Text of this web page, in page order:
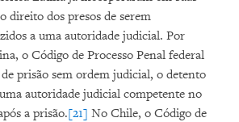
direito dos presos de serem
a uma autoridade judicial. Por
o Código de Processo Penal federal
de prisão sem ordem judicial, o detento
autoridade judicial competente no
a prisão.[21] No Chile, o Código de